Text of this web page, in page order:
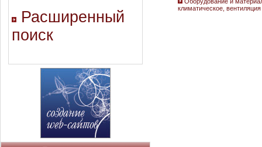
Расширенный
поиск
климатическое, вентиляция